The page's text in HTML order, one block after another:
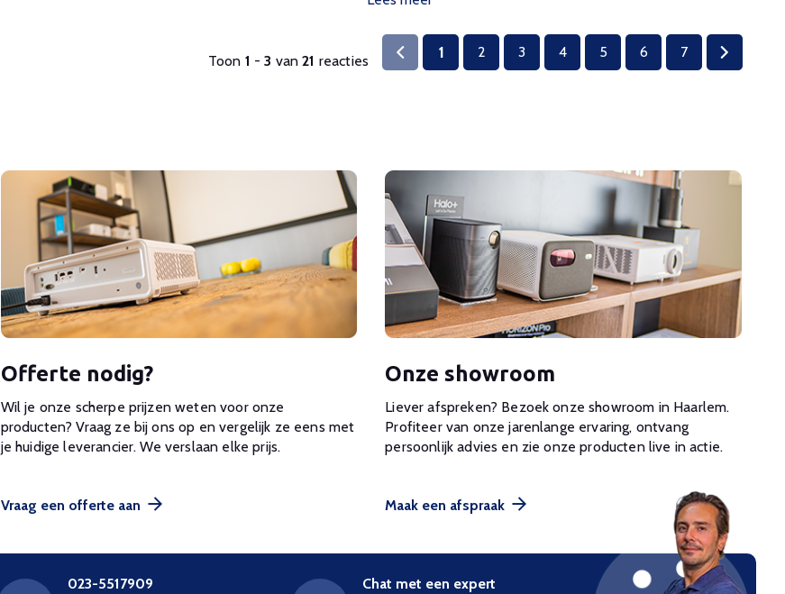
Toon 1 -3 van21 reacties 1 2 3 4 5 6 7
Offerte nodig?
Wil je onze scherpe prijzen weten voor onze
producten? Vraag ze bij ons op en vergelijk ze eens met
je huidige leverancier. We verslaan elke prijs.
Vraag een offerte aan
Onze showroom
Liever afspreken? Bezoek onze showroom in Haarlem.
Profiteer van onze jarenlange ervaring, ontvang
persoonlijk advies en zie onze producten live in actie.
Maak een afspraak
023-5517909 Chat met een expert